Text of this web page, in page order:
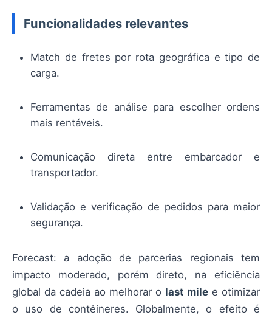
Funcionalidades relevantes
Match de fretes por rota geográfica e tipo de
carga.
Ferramentas de análise para escolher ordens
mais rentáveis.
Comunicação direta entre embarcador e
transportador.
Validação e verificação de pedidos para maior
segurança.
Forecast: a adoção de parcerias regionais tem
impacto moderado, porém direto, na eficiência
global da cadeia ao melhorar o last mile e otimizar
o uso de contêineres. Globalmente, o efeito é